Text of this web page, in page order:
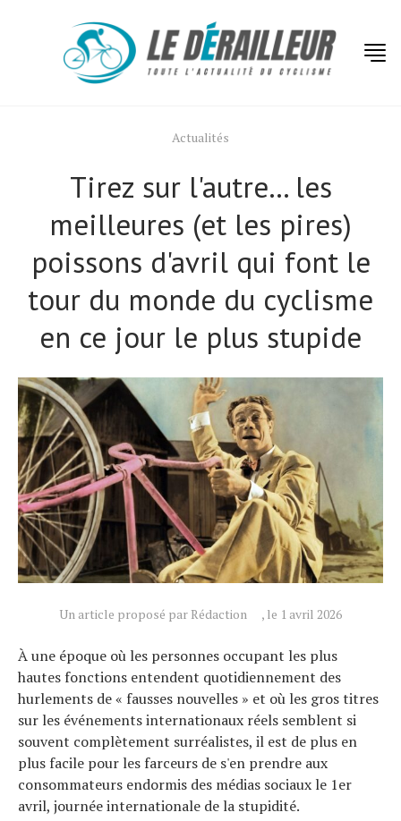
Actualités
Tirez sur l'autre… les
meilleures (et les pires)
poissons d'avril qui font le
tour du monde du cyclisme
en ce jour le plus stupide
Un article proposé par Rédaction , le 1 avril 2026
À une époque où les personnes occupant les plus
hautes fonctions entendent quotidiennement des
hurlements de « fausses nouvelles » et où les gros titres
sur les événements internationaux réels semblent si
souvent complètement surréalistes, il est de plus en
plus facile pour les farceurs de s'en prendre aux
consommateurs endormis des médias sociaux le 1er
avril, journée internationale de la stupidité.
Actualités
Technologies
Tests de produits
Conseils
Tendances